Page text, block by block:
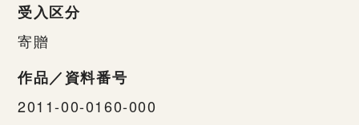
受入区分
寄贈
作品／資料番号
2011-00-0160-000